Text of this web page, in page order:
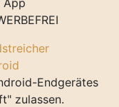
Endgerätes
zulassen.